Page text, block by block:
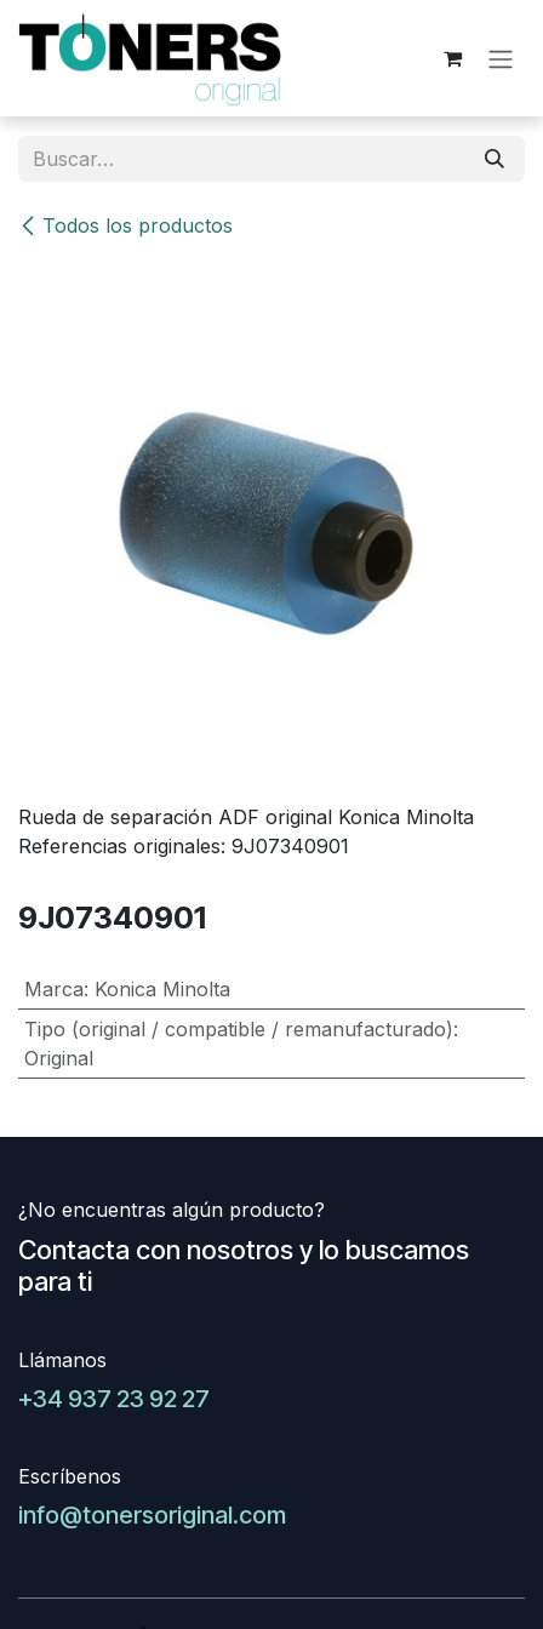
Ir al contenido
Todos los productos
Rueda de separación ADF original Konica Minolta
Referencias originales: 9J07340901
9J07340901
Marca: Konica Minolta
Tipo (original / compatible / remanufacturado):
Original
¿No encuentras algún producto?
Contacta con nosotros y lo buscamos
para ti
Llámanos
+34 937 23 92 27
Escríbenos
info@tonersoriginal.com